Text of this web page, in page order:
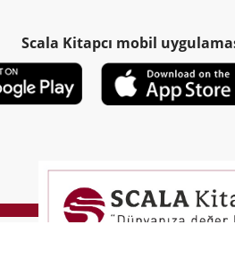
Scala Kitapcı mobil